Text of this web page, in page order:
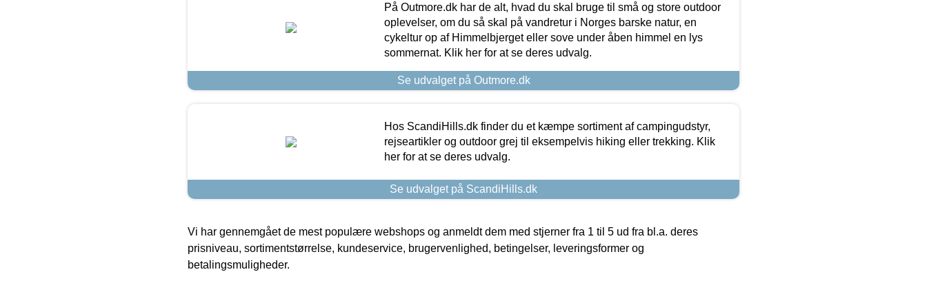
På Outmore.dk har de alt, hvad du skal bruge til små og store outdoor
oplevelser, om du så skal på vandretur i Norges barske natur, en
cykeltur op af Himmelbjerget eller sove under åben himmel en lys
sommernat. Klik her for at se deres udvalg.
Se udvalget på Outmore.dk
Hos ScandiHills.dk finder du et kæmpe sortiment af campingudstyr,
rejseartikler og outdoor grej til eksempelvis hiking eller trekking. Klik
her for at se deres udvalg.
Se udvalget på ScandiHills.dk
Vi har gennemgået de mest populære webshops og anmeldt dem med stjerner fra 1 til 5 ud fra bl.a. deres
prisniveau, sortimentstørrelse, kundeservice, brugervenlighed, betingelser, leveringsformer og
betalingsmuligheder.